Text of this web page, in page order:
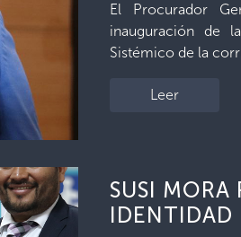
El Procurador
inauguración de
Sistémico de la
Leer
SUSI MORA
IDENTIDAD